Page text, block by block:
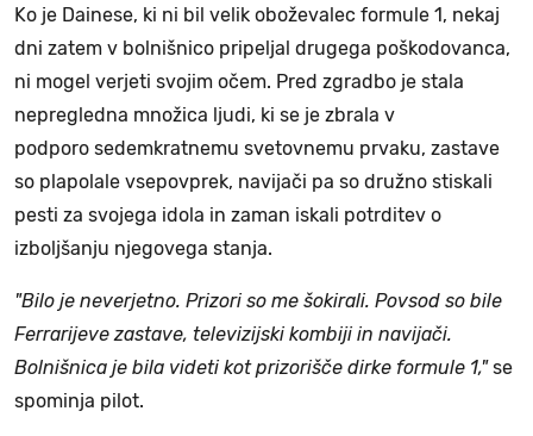
Ko je Dainese, ki ni bil velik oboževalec formule 1, nekaj
dni zatem v bolnišnico pripeljal drugega poškodovanca,
ni mogel verjeti svojim očem. Pred zgradbo je stala
nepregledna množica ljudi, ki se je zbrala v
podporo sedemkratnemu svetovnemu prvaku, zastave
so plapolale vsepovprek, navijači pa so družno stiskali
pesti za svojega idola in zaman iskali potrditev o
izboljšanju njegovega stanja.
"Bilo je neverjetno. Prizori so me šokirali. Povsod so bile
Ferrarijeve zastave, televizijski kombiji in navijači.
Bolnišnica je bila videti kot prizorišče dirke formule 1,"se
spominja pilot.